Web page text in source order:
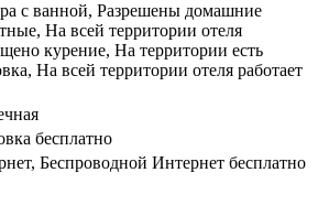
с ванной, Разрешены домашние
На всей территории отеля
курение, На территории есть
На всей территории отеля работает
бесплатно
Беспроводной Интернет бесплатно